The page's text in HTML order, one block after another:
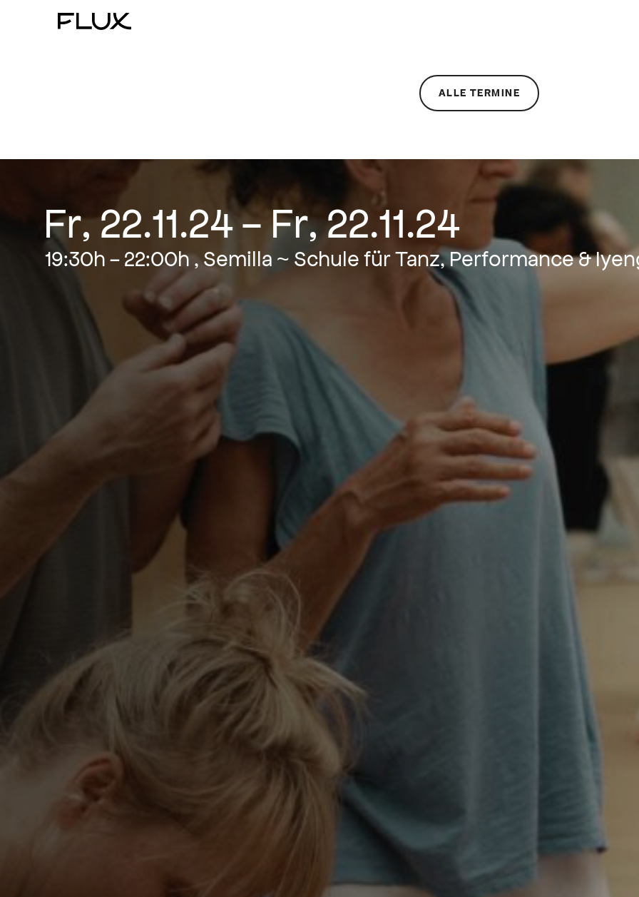
ALLE TERMINE
Fr, 22.11.24 - Fr, 22.11.24
19:30h - 22:00h , Semilla ~ Schule für Tanz, Performance &